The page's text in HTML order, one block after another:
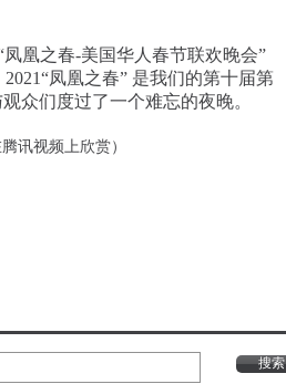
凰之春-美国华人春节联欢晚会”
凤凰之春” 是我们的第十届第
众们度过了一个难忘的夜晚。
讯视频上欣赏）
搜索